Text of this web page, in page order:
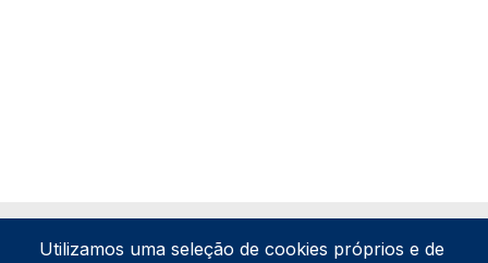
Utilizamos uma seleção de cookies próprios e de